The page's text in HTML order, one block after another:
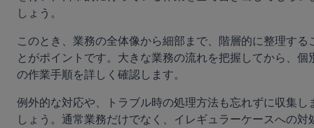
しょう。
このとき、業務の全体像から細部まで、階層的に整理する
とがポイントです。大きな業務の流れを把握してから、個
の作業手順を詳しく確認します。
例外的な対応や、トラブル時の処理方法も忘れずに収集し
しょう。通常業務だけでなく、イレギュラーケースへの対